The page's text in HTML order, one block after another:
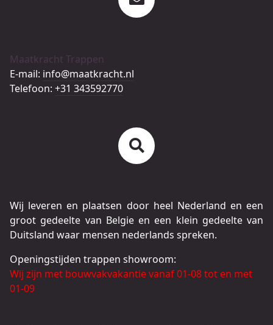
Maatkracht Trappen
E-mail: info@maatkracht.nl
Telefoon: +31 343592770
Wij leveren en plaatsen door heel Nederland en een
groot gedeelte van Belgie en een klein gedeelte van
Duitsland waar mensen nederlands spreken.
Openingstijden trappen showroom:
Wij zijn met bouwvakvakantie vanaf 01-08 tot en met
01-09